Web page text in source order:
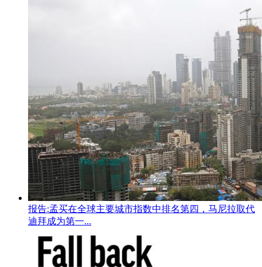
报告:孟买在全球主要城市指数中排名第四，马尼拉取代
迪拜成为第一...